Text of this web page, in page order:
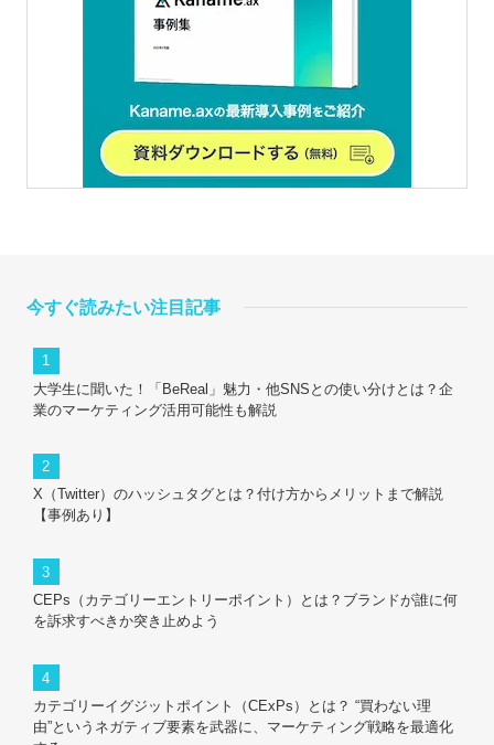
今すぐ読みたい注目記事
大学生に聞いた！「BeReal」魅力・他SNSとの使い分けとは？企
業のマーケティング活用可能性も解説
X（Twitter）のハッシュタグとは？付け方からメリットまで解説
【事例あり】
CEPs（カテゴリーエントリーポイント）とは？ブランドが誰に何
を訴求すべきか突き止めよう
カテゴリーイグジットポイント（CExPs）とは？ “買わない理
由”というネガティブ要素を武器に、マーケティング戦略を最適化